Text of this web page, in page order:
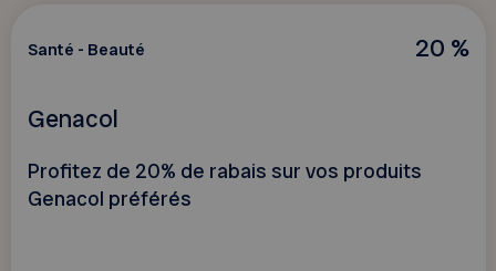
20 %
Santé - Beauté
Genacol
Profitez de 20% de rabais sur vos produits
Genacol préférés